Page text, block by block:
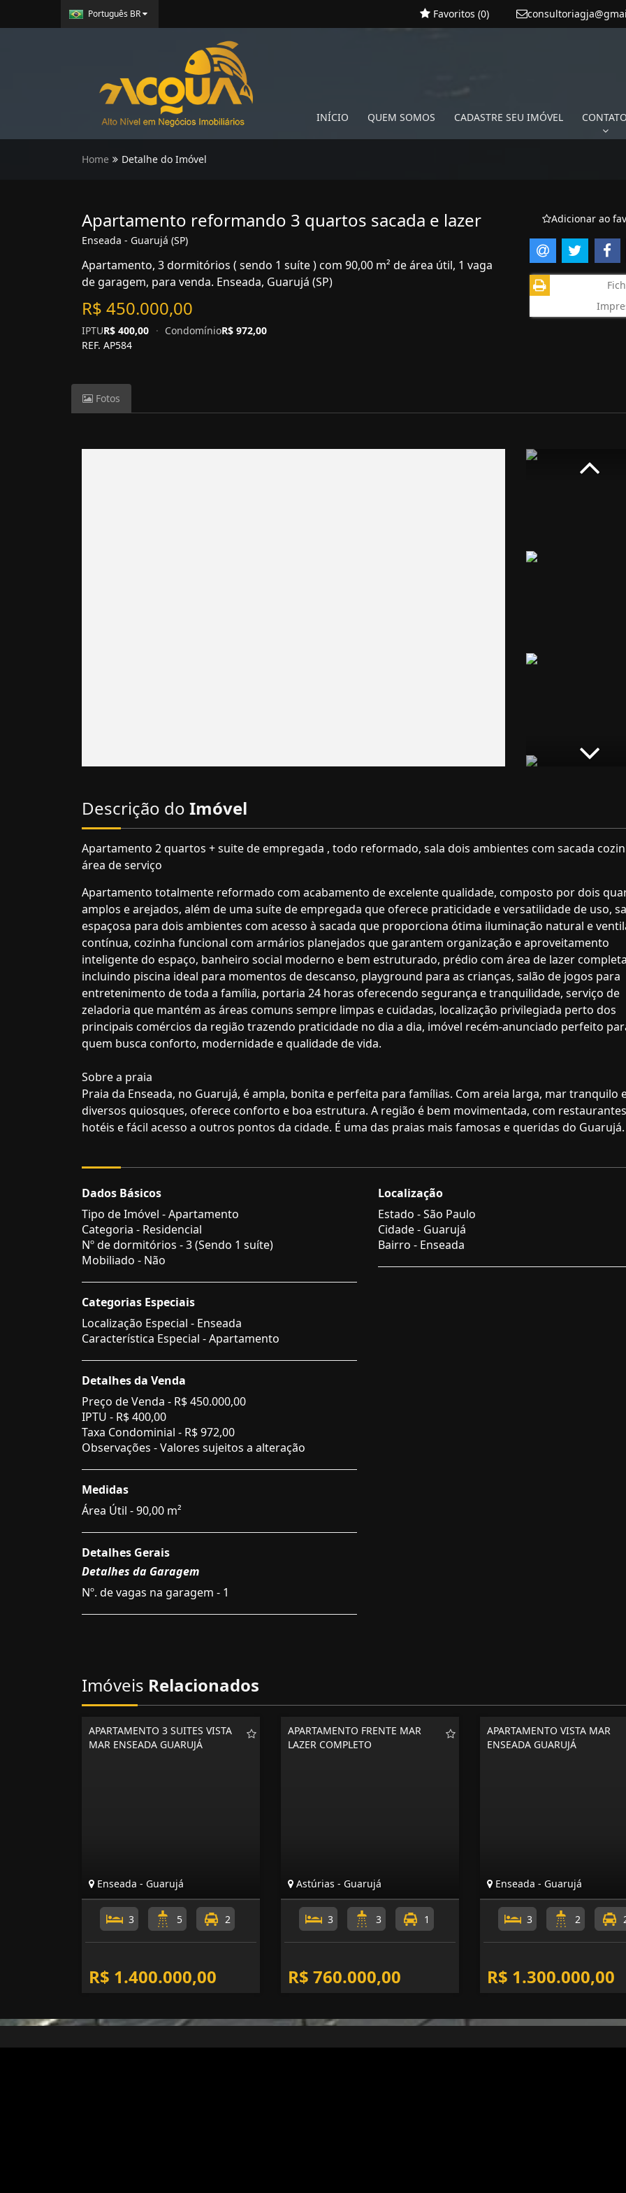
Português BR Favoritos (0)
INÍCIO QUEM SOMOS CADASTRE SEU IMÓVEL CONTATO
Home Detalhe do Imóvel
Apartamento reformando 3 quartos sacada e lazer
Enseada - Guarujá (SP)
Apartamento, 3 dormitórios ( sendo 1 suíte ) com 90,00 m² de área útil, 1 vaga
de garagem, para venda. Enseada, Guarujá (SP)
R$ 450.000,00
IPTUR$ 400,00 · CondomínioR$ 972,00
REF. AP584
Adicionar ao
Fotos
Descrição do Imóvel
Apartamento 2 quartos + suite de empregada , todo reformado, sala dois ambientes com sacada
área de serviço
Apartamento totalmente reformado com acabamento de excelente qualidade, composto por dois
amplos e arejados, além de uma suíte de empregada que oferece praticidade e versatilidade de uso,
espaçosa para dois ambientes com acesso à sacada que proporciona ótima iluminação natural e
contínua, cozinha funcional com armários planejados que garantem organização e aproveitamento
inteligente do espaço, banheiro social moderno e bem estruturado, prédio com área de lazer completa
incluindo piscina ideal para momentos de descanso, playground para as crianças, salão de jogos para
entretenimento de toda a família, portaria 24 horas oferecendo segurança e tranquilidade, serviço de
zeladoria que mantém as áreas comuns sempre limpas e cuidadas, localização privilegiada perto dos
principais comércios da região trazendo praticidade no dia a dia, imóvel recém-anunciado perfeito
quem busca conforto, modernidade e qualidade de vida.
Sobre a praia
Praia da Enseada, no Guarujá, é ampla, bonita e perfeita para famílias. Com areia larga, mar tranquilo
diversos quiosques, oferece conforto e boa estrutura. A região é bem movimentada, com
hotéis e fácil acesso a outros pontos da cidade. É uma das praias mais famosas e queridas do Guarujá.
Dados Básicos
Tipo de Imóvel - Apartamento
Categoria - Residencial
Nº de dormitórios - 3 (Sendo 1 suíte)
Mobiliado - Não
Categorias Especiais
Localização Especial - Enseada
Característica Especial - Apartamento
Detalhes da Venda
Preço de Venda - R$ 450.000,00
IPTU - R$ 400,00
Taxa Condominial - R$ 972,00
Observações - Valores sujeitos a alteração
Medidas
Área Útil - 90,00 m²
Detalhes Gerais
Detalhes da Garagem
Nº. de vagas na garagem - 1
Localização
Estado -São Paulo
Cidade - Guarujá
Bairro - Enseada
Imóveis Relacionados
APARTAMENTO 3 SUITES VISTA
MAR ENSEADA GUARUJÁ
Enseada - Guarujá
3 5 2
R$ 1.400.000,00
APARTAMENTO FRENTE MAR
LAZER COMPLETO
Astúrias - Guarujá
3 3 1
R$ 760.000,00
APARTAMENTO VISTA MAR
ENSEADA GUARUJÁ
Enseada - Guarujá
3 2
R$ 1.300.000,00